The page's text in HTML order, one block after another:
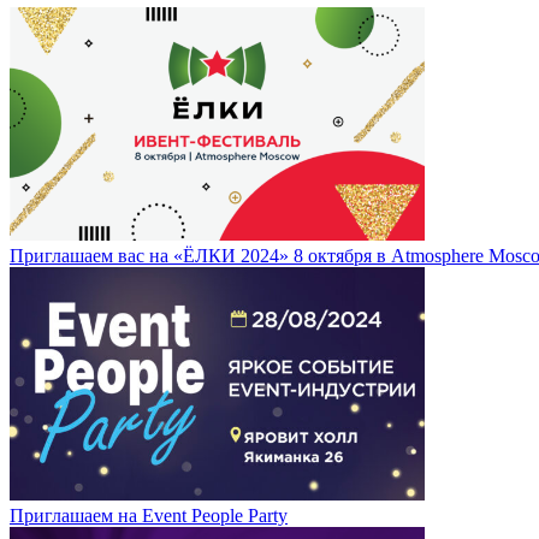
Приглашаем вас на «ЁЛКИ 2024» 8 октября в Atmosphere
Приглашаем на Event People Party